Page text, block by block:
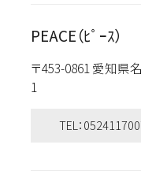
PEACE（ﾋﾟｰｽ）
〒453-0861 愛知県
1
TEL：